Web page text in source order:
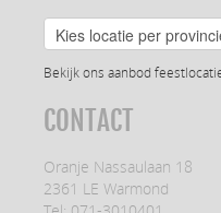
Bekijk ons aanbod
CONTACT
Oranje Nassaulaan 18
2361 LE Warmond